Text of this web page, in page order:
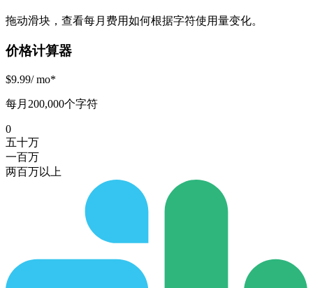
拖动滑块，查看每月费用如何根据字符使用量变化。
价格计算器
$9.99/ mo*
每月200,000个字符
0
五十万
一百万
两百万以上